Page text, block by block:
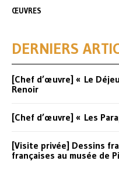
ŒUVRES
DERNIERS
[Chef d’œuvre] « Le
Renoir
[Chef d’œuvre] « Les
[Visite privée] Dessins
françaises au musée de